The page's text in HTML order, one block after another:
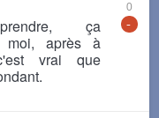
0
-
ça
moi, après à
vrai que